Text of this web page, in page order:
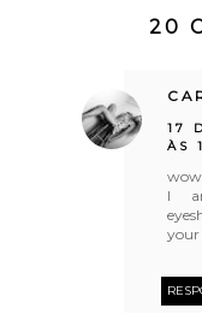
20
17
ÀS
wow
I
your